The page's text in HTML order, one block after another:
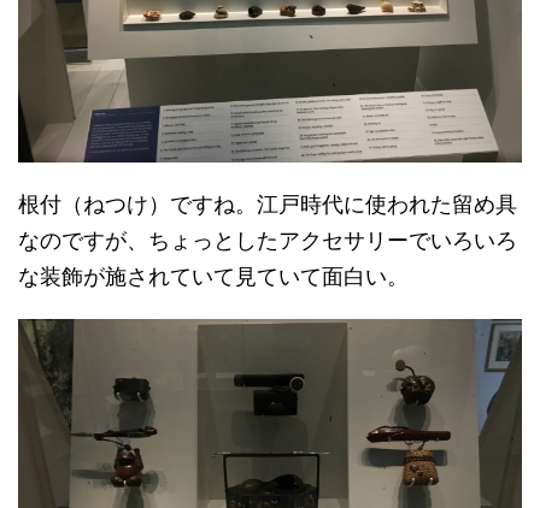
根付（ねつけ）ですね。江戸時代に使われた留め具
なのですが、ちょっとしたアクセサリーでいろいろ
な装飾が施されていて見ていて面白い。